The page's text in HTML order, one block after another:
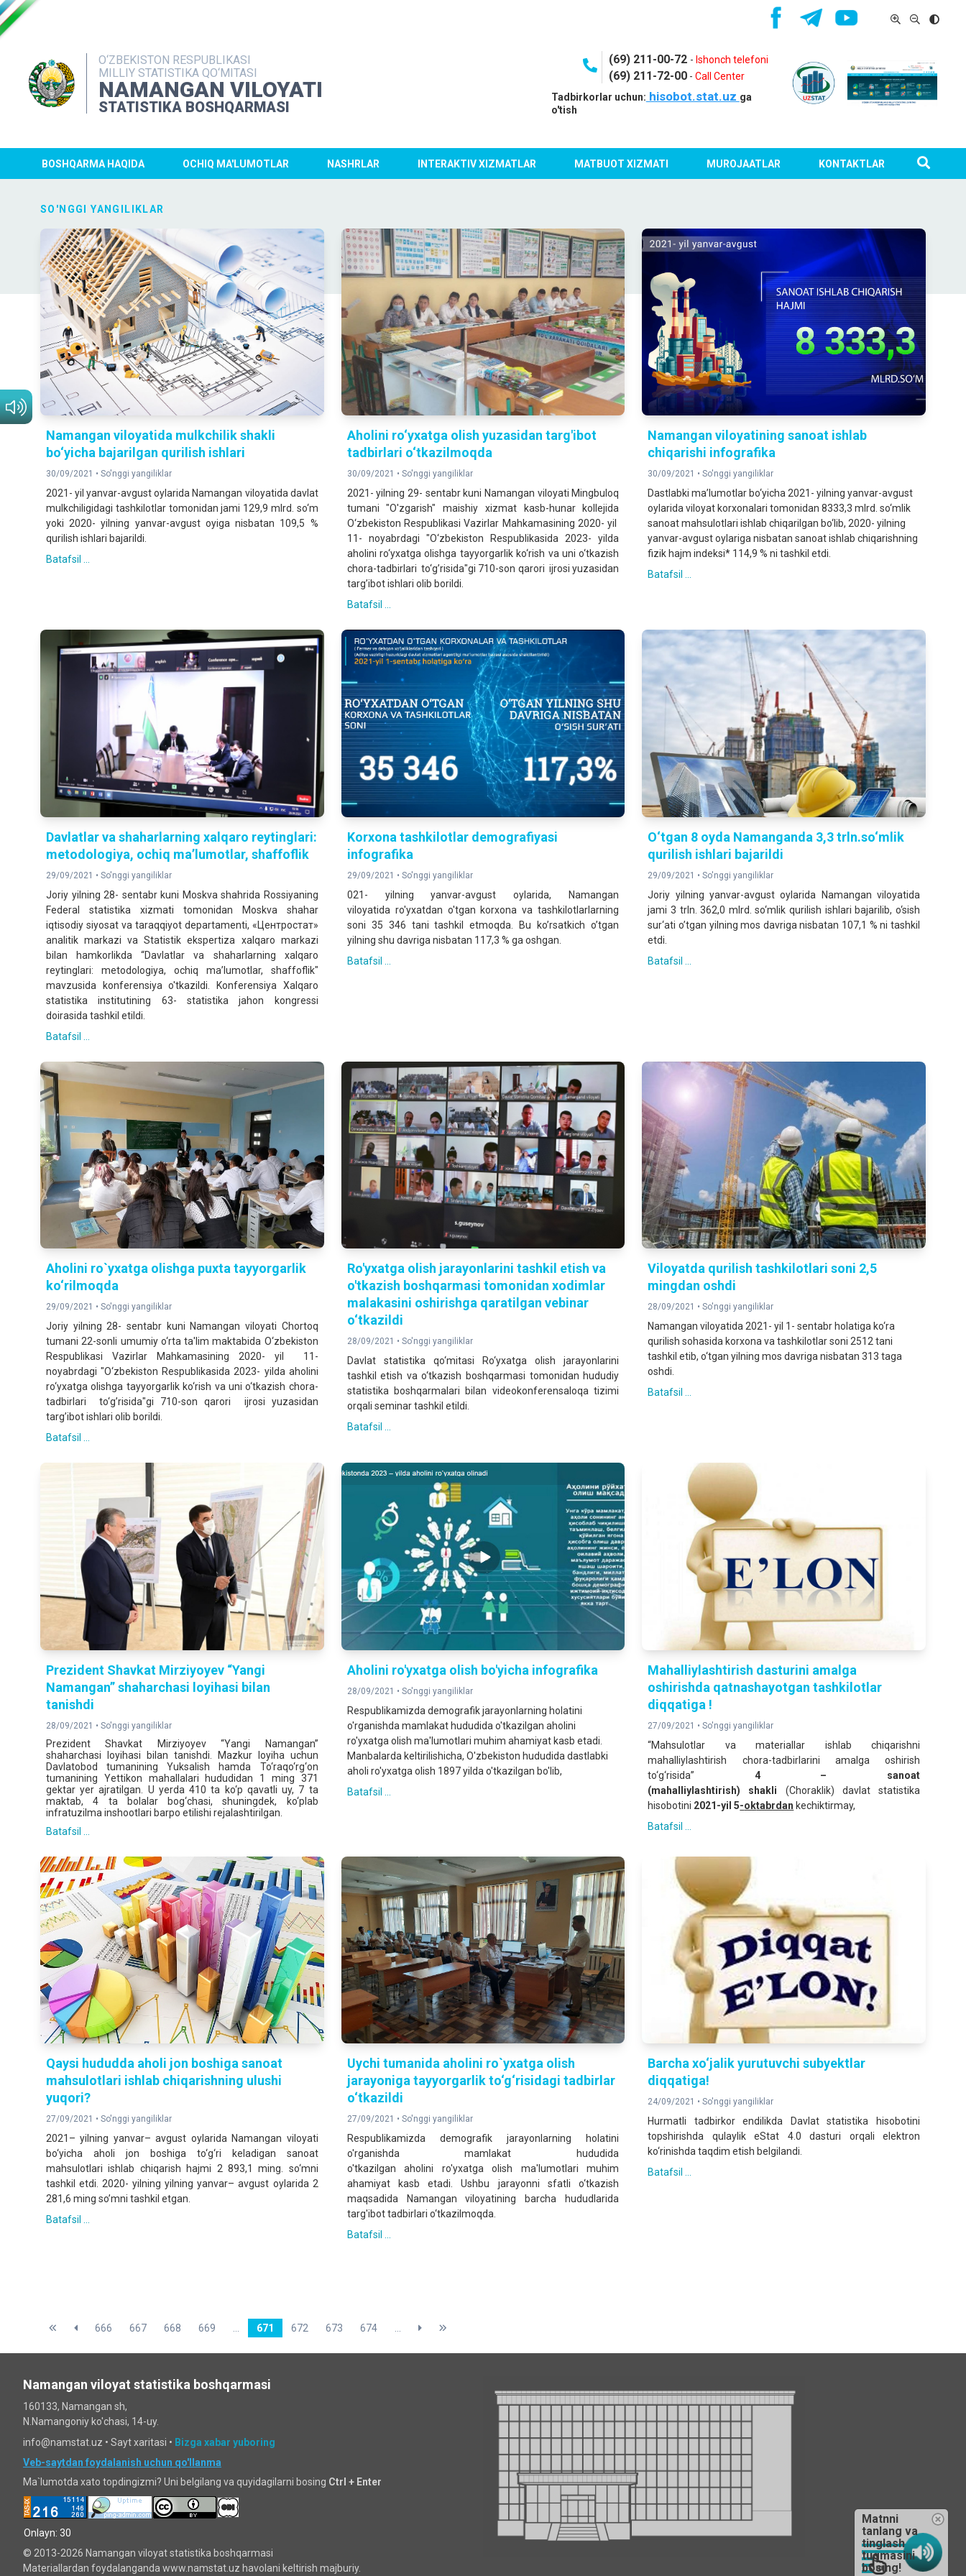
O‘ZBEKISTON RESPUBLIKASI
MILLIY STATISTIKA QO‘MITASI
NAMANGAN VILOYATI
STATISTIKA BOSHQARMASI
(69) 211-00-72 - Ishonch telefoni
(69) 211-72-00- Call Center
Tadbirkorlar uchun: hisobot.stat.uz ga
o'tish
BOSHQARMA HAQIDA OCHIQ MA'LUMOTLAR NASHRLAR INTERAKTIV XIZMATLAR MATBUOT XIZMATI MUROJAATLAR KONTAKTLAR
SO'NGGI YANGILIKLAR
Namangan viloyatida mulkchilik shakli
bo‘yicha bajarilgan qurilish ishlari
30/09/2021 • So'nggi yangiliklar
2021- yil yanvar-avgust oylarida Namangan viloyatida davlat
mulkchiligidagi tashkilotlar tomonidan jami 129,9 mlrd. so‘m
yoki 2020- yilning yanvar-avgust oyiga nisbatan 109,5 %
qurilish ishlari bajarildi.
Batafsil ...
Aholini ro‘yxatga olish yuzasidan targ'ibot
tadbirlari o‘tkazilmoqda
30/09/2021 • So'nggi yangiliklar
2021- yilning 29- sentabr kuni Namangan viloyati Mingbuloq
tumani "O'zgarish" maishiy xizmat kasb-hunar kollejida
O‘zbekiston Respublikasi Vazirlar Mahkamasining 2020- yil
11- noyabrdagi "O‘zbekiston Respublikasida 2023- yilda
aholini ro‘yxatga olishga tayyorgarlik ko‘rish va uni o‘tkazish
chora-tadbirlari to‘g’risida"gi 710-son qarori ijrosi yuzasidan
targ’ibot ishlari olib borildi.
Batafsil ...
Namangan viloyatining sanoat ishlab
chiqarishi infografika
30/09/2021 •So'nggi yangiliklar
Dastlabki ma’lumotlar bo‘yicha 2021- yilning yanvar-avgust
oylarida viloyat korxonalari tomonidan 8333,3 mlrd. so‘mlik
sanoat mahsulotlari ishlab chiqarilgan bo‘lib, 2020- yilning
yanvar-avgust oylariga nisbatan sanoat ishlab chiqarishning
fizik hajm indeksi* 114,9 % ni tashkil etdi.
Batafsil ...
Davlatlar va shaharlarning xalqaro reytinglari:
metodologiya, ochiq ma’lumotlar, shaffoflik
29/09/2021 • So'nggi yangiliklar
Joriy yilning 28- sentabr kuni Moskva shahrida Rossiyaning
Federal statistika xizmati tomonidan Moskva shahar
iqtisodiy siyosat va taraqqiyot departamenti, «Центростат»
analitik markazi va Statistik ekspertiza xalqaro markazi
bilan hamkorlikda “Davlatlar va shaharlarning xalqaro
reytinglari: metodologiya, ochiq ma’lumotlar, shaffoflik"
mavzusida konferensiya o'tkazildi. Konferensiya Xalqaro
statistika institutining 63- statistika jahon kongressi
doirasida tashkil etildi.
Batafsil ...
Korxona tashkilotlar demografiyasi
infografika
29/09/2021 • So'nggi yangiliklar
021- yilning yanvar-avgust oylarida, Namangan
viloyatida ro'yxatdan o'tgan korxona va tashkilotlarlarning
soni 35 346 tani tashkil etmoqda. Bu koʼrsatkich oʼtgan
yilning shu davriga nisbatan 117,3 % ga oshgan.
Batafsil ...
O‘tgan 8 oyda Namanganda 3,3 trln.so‘mlik
qurilish ishlari bajarildi
29/09/2021 •So'nggi yangiliklar
Joriy yilning yanvar-avgust oylarida Namangan viloyatida
jami 3 trln. 362,0 mlrd. so‘mlik qurilish ishlari bajarilib, o‘sish
sur‘ati o’tgan yilning mos davriga nisbatan 107,1 % ni tashkil
etdi.
Batafsil ...
Aholini ro`yxatga olishga puxta tayyorgarlik
ko‘rilmoqda
29/09/2021 • So'nggi yangiliklar
Joriy yilning 28- sentabr kuni Namangan viloyati Chortoq
tumani 22-sonli umumiy o‘rta ta'lim maktabida O‘zbekiston
Respublikasi Vazirlar Mahkamasining 2020- yil 11-
noyabrdagi "O‘zbekiston Respublikasida 2023- yilda aholini
ro‘yxatga olishga tayyorgarlik ko‘rish va uni o‘tkazish chora-
tadbirlari to‘g’risida"gi 710-son qarori ijrosi yuzasidan
targ’ibot ishlari olib borildi.
Batafsil ...
Ro'yxatga olish jarayonlarini tashkil etish va
o'tkazish boshqarmasi tomonidan xodimlar
malakasini oshirishga qaratilgan vebinar
o‘tkazildi
28/09/2021 • So'nggi yangiliklar
Davlat statistika qo‘mitasi Ro‘yxatga olish jarayonlarini
tashkil etish va o‘tkazish boshqarmasi tomonidan hududiy
statistika boshqarmalari bilan videokonferensaloqa tizimi
orqali seminar tashkil etildi.
Batafsil ...
Viloyatda qurilish tashkilotlari soni 2,5
mingdan oshdi
28/09/2021 •So'nggi yangiliklar
Namangan viloyatida 2021- yil 1- sentabr holatiga ko‘ra
qurilish sohasida korxona va tashkilotlar soni 2512 tani
tashkil etib, o‘tgan yilning mos davriga nisbatan 313 taga
oshdi.
Batafsil ...
Prezident Shavkat Mirziyoyev “Yangi
Namangan” shaharchasi loyihasi bilan
tanishdi
28/09/2021 • So'nggi yangiliklar
Prezident Shavkat Mirziyoyev “Yangi Namangan”
shaharchasi loyihasi bilan tanishdi. Mazkur loyiha uchun
Davlatobod tumanining Yuksalish hamda To‘raqo‘rg‘on
tumanining Yettikon mahallalari hududidan 1 ming 371
gektar yer ajratilgan. U yerda 410 ta ko‘p qavatli uy, 7 ta
maktab, 4 ta bolalar bog‘chasi, shuningdek, ko‘plab
infratuzilma inshootlari barpo etilishi rejalashtirilgan.
Batafsil ...
Aholini ro'yxatga olish bo'yicha infografika
28/09/2021 • So'nggi yangiliklar
Respublikamizda demografik jarayonlarning holatini
o'rganishda mamlakat hududida o'tkazilgan aholini
ro'yxatga olish ma'lumotlari muhim ahamiyat kasb etadi.
Manbalarda keltirilishicha, O'zbekiston hududida dastlabki
aholi ro'yxatga olish 1897 yilda o'tkazilgan bo'lib,
Batafsil ...
Mahalliylashtirish dasturini amalga
oshirishda qatnashayotgan tashkilotlar
diqqatiga !
27/09/2021 •So'nggi yangiliklar
“Mahsulotlar va materiallar ishlab chiqarishni
mahalliylashtirish chora-tadbirlarini amalga oshirish
to‘g‘risida” 4– sanoat
(mahalliylashtirish) shakli (Choraklik) davlat statistika
hisobotini 2021 -yil 5-oktabrdan kechiktirmay,
Batafsil ...
Qaysi hududda aholi jon boshiga sanoat
mahsulotlari ishlab chiqarishning ulushi
yuqori?
27/09/2021 • So'nggi yangiliklar
2021– yilning yanvar– avgust oylarida Namangan viloyati
bo‘yicha aholi jon boshiga to‘g‘ri keladigan sanoat
mahsulotlari ishlab chiqarish hajmi 2 893,1 ming. so‘mni
tashkil etdi. 2020- yilning yilning yanvar– avgust oylarida 2
281,6 ming so’mni tashkil etgan.
Batafsil ...
Uychi tumanida aholini ro`yxatga olish
jarayoniga tayyorgarlik to‘g‘risidagi tadbirlar
o‘tkazildi
27/09/2021 • So'nggi yangiliklar
Respublikamizda demografik jarayonlarning holatini
o'rganishda mamlakat hududida
o'tkazilganaholini ro'yxatga olish ma'lumotlari muhim
ahamiyat kasb etadi. Ushbu jarayonni sfatli o‘tkazish
maqsadida Namangan viloyatining barcha hududlarida
targ'ibot tadbirlari o‘tkazilmoqda.
Batafsil ...
Barcha xo‘jalik yurutuvchi subyektlar
diqqatiga!
24/09/2021 •So'nggi yangiliklar
Hurmatli tadbirkor endilikda Davlat statistika hisobotini
topshirishda qulaylik eStat 4.0 dasturi orqali elektron
ko‘rinishda taqdim etish belgilandi.
Batafsil ...
666 667 668 669 ... 671 672 673 674 ...
Namangan viloyat statistika boshqarmasi
160133, Namangan sh,
N.Namangoniy ko'chasi, 14-uy.
info@namstat.uz • Sayt xaritasi • Bizga xabar yuboring
Veb-saytdan foydalanish uchun qo'llanma
Ma`lumotda xato topdingizmi? Uni belgilang va quyidagilarni bosing Ctrl + Enter
Onlayn: 30
© 2013-2026 Namangan viloyat statistika boshqarmasi
Materiallardan foydalanganda www.namstat.uz havolani keltirish majburiy.
Matnni
tanlang va
tinglash
tugmasini
bosing!